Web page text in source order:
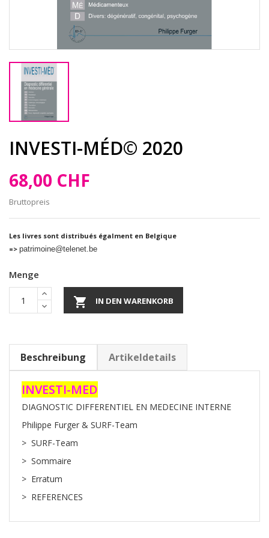
INVESTI-MÉD© 2020
68,00 CHF
Bruttopreis
Les livres sont distribués égalment en Belgique
=> patrimoine@telenet.be
Menge
 IN DEN WARENKORB
Beschreibung Artikeldetails
INVESTI-MED
DIAGNOSTIC DIFFERENTIEL EN MEDECINE INTERNE
Philippe Furger & SURF-Team
> SURF-Team
> Sommaire
> Erratum
> REFERENCES